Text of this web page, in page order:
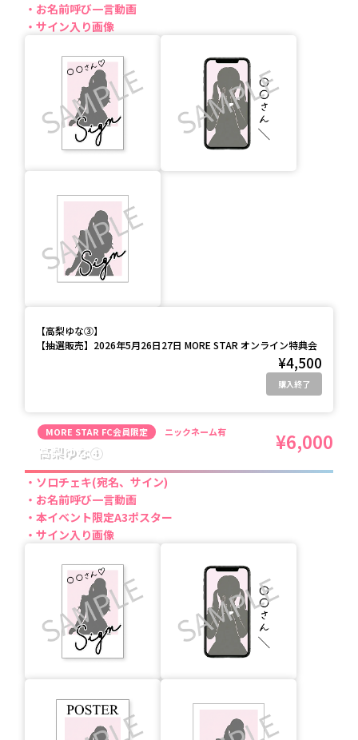
お名前呼び一言動画
サイン入り画像
【高梨ゆな③】
【抽選販売】2026年5月26日27日 MORE STAR オンライン特典会
¥4,500
購入終了
MORE STAR FC会員限定 ニックネーム有
高梨ゆな④ ¥6,000
ソロチェキ(宛名、サイン)
お名前呼び一言動画
本イベント限定A3ポスター
サイン入り画像